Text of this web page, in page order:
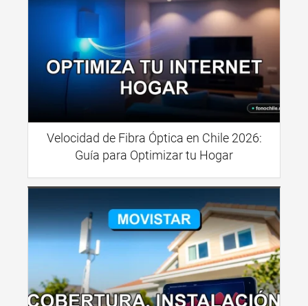
Velocidad de Fibra Óptica en Chile 2026:
Guía para Optimizar tu Hogar